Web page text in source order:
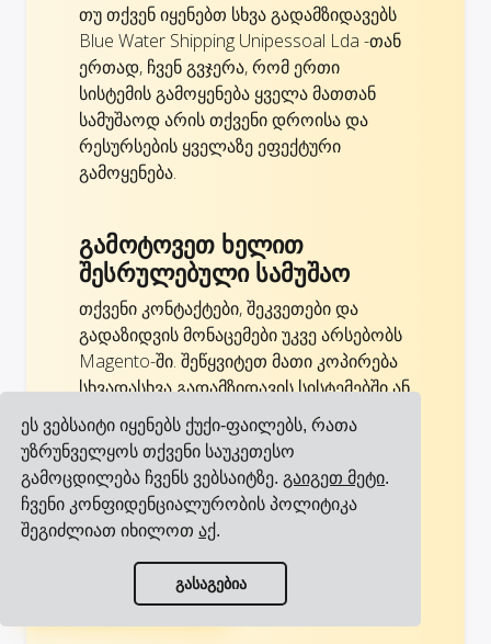
ეს ვებსაიტი იყენებს ქუქი-ფაილებს, რათა
უზრუნველყოს თქვენი საუკეთესო
გამოცდილება ჩვენს ვებსაიტზე. გაიგეთ მეტი.
ჩვენი კონფიდენციალურობის პოლიტიკა
შეგიძლიათ იხილოთაქ.
გასაგებია
თუ თქვენ იყენებთ სხვა გადამზიდავებს
Blue Water Shipping Unipessoal Lda -თან
ერთად, ჩვენ გვჯერა, რომ ერთი
სისტემის გამოყენება ყველა მათთან
სამუშაოდ არის თქვენი დროისა და
რესურსების ყველაზე ეფექტური
გამოყენება.
გამოტოვეთ ხელით
შესრულებული სამუშაო
თქვენი კონტაქტები, შეკვეთები და
გადაზიდვის მონაცემები უკვე არსებობს
Magento-ში. შეწყვიტეთ მათი კოპირება
სხვადასხვა გადამზიდავის სისტემებში ან
ელფოსტით გაგზავნა.
ამის ნაცვლად, გამოიყენეთ ის:
დააინტეგრირეთ Magento Cargoson-თან
და თქვენი მონაცემები ავტომატურად
გაიცვლება თქვენს ყველა
გადამზიდავთან! ეს ასევე თავიდან
აგაცილებთ ადამიანურ შეცდომებს.
ნახეთ ყველა ინტეგრაცია
ნახეთ ყველა გადამზიდავი